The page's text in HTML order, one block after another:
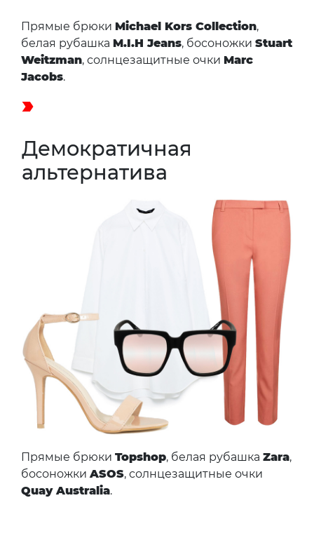
Прямые брюки Michael Kors Collection,
белая рубашка M.I.H Jeans, босоножки Stuart
Weitzman, солнцезащитные очки Marc
Jacobs.
Демократичная
альтернатива
Прямые брюки Topshop, белая рубашка Zara,
босоножки ASOS, солнцезащитные очки
Quay Australia.